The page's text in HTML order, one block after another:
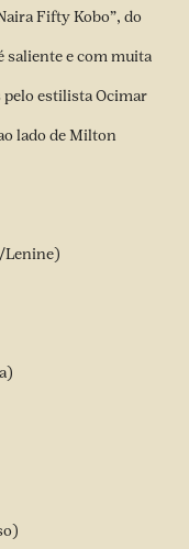
Fifty Kobo”, do
saliente e com muita
estilista Ocimar
lado de Milton
Lenine)